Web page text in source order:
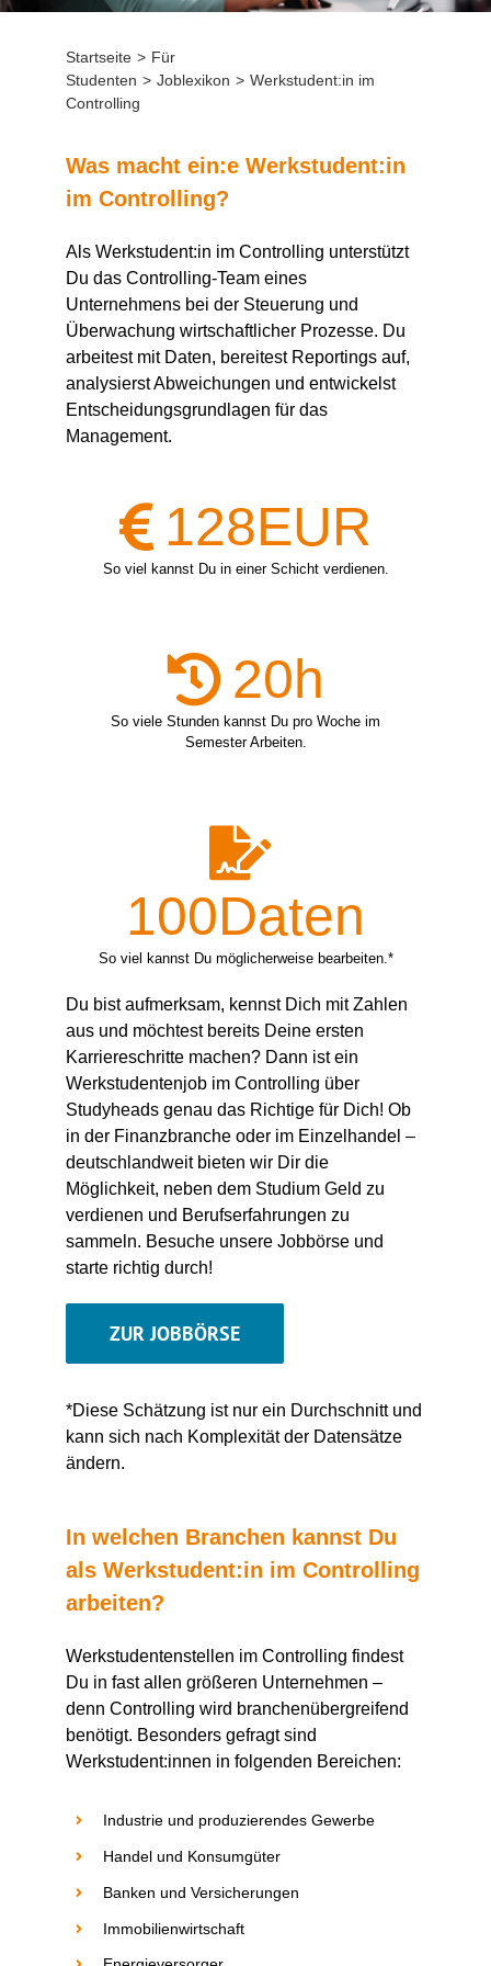
Startseite > Für
Studenten > Joblexikon > Werkstudent:in im
Controlling
Was macht ein:e Werkstudent:in
im Controlling?
Als Werkstudent:in im Controlling unterstützt
Du das Controlling-Team eines
Unternehmens bei der Steuerung und
Überwachung wirtschaftlicher Prozesse. Du
arbeitest mit Daten, bereitest Reportings auf,
analysierst Abweichungen und entwickelst
Entscheidungsgrundlagen für das
Management.
128EUR
So viel kannst Du in einer Schicht verdienen.
20h
So viele Stunden kannst Du pro Woche im
Semester Arbeiten.
100Daten
So viel kannst Du möglicherweise bearbeiten.*
Du bist aufmerksam, kennst Dich mit Zahlen
aus und möchtest bereits Deine ersten
Karriereschritte machen? Dann ist ein
Werkstudentenjob im Controlling über
Studyheads genau das Richtige für Dich! Ob
in der Finanzbranche oder im Einzelhandel –
deutschlandweit bieten wir Dir die
Möglichkeit, neben dem Studium Geld zu
verdienen und Berufserfahrungen zu
sammeln. Besuche unsere Jobbörse und
starte richtig durch!
ZUR JOBBÖRSE
*Diese Schätzung ist nur ein Durchschnitt und
kann sich nach Komplexität der Datensätze
ändern.
In welchen Branchen kannst Du
als Werkstudent:in im Controlling
arbeiten?
Werkstudentenstellen im Controlling findest
Du in fast allen größeren Unternehmen –
denn Controlling wird branchenübergreifend
benötigt. Besonders gefragt sind
Werkstudent:innen in folgenden Bereichen:
Industrie und produzierendes Gewerbe
Handel und Konsumgüter
Banken und Versicherungen
Immobilienwirtschaft